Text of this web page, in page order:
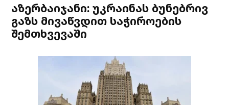
აზერბაიჯანი: უკრაინას ბუნებრივ
გაზს მივაწვდით საჭიროების
შემთხვევაში